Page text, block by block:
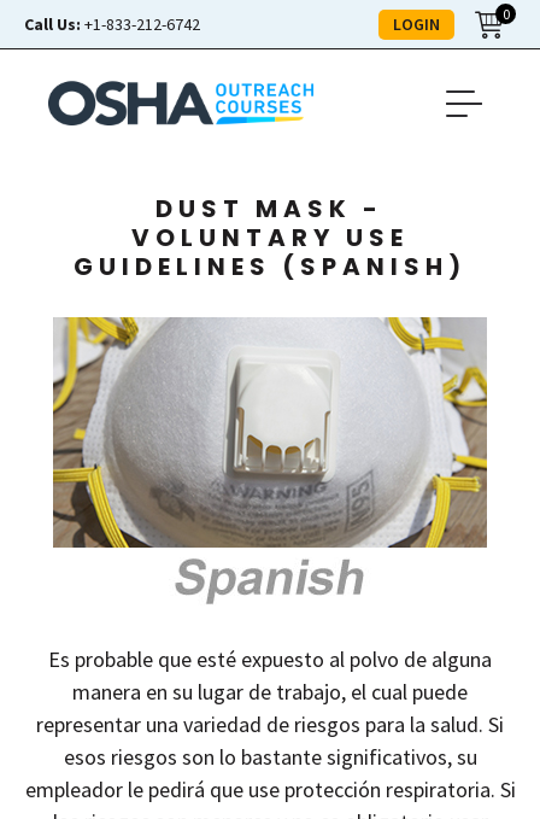
Call Us: +1-833-212-6742 LOGIN 0
DUST MASK -
VOLUNTARY USE
GUIDELINES (SPANISH)
Es probable que esté expuesto al polvo de alguna
manera en su lugar de trabajo, el cual puede
representar una variedad de riesgos para la salud. Si
esos riesgos son lo bastante significativos, su
empleador le pedirá que use protección respiratoria. Si